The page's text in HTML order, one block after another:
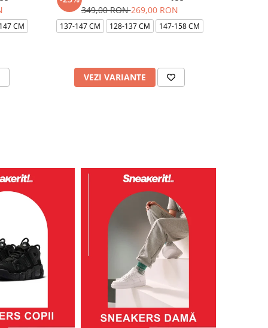
CM
349,00 RON269,00 RON
137-147 CM 128-137 CM 147-158 CM
VEZI VARIANTE